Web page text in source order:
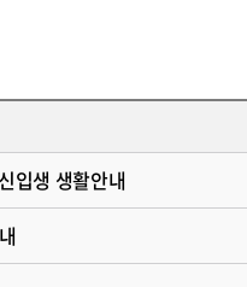
입생 생활안내